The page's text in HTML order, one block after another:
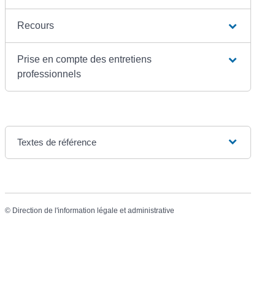
Recours
Prise en compte des entretiens
professionnels
Textes de référence
© Direction de l'information légale et administrative